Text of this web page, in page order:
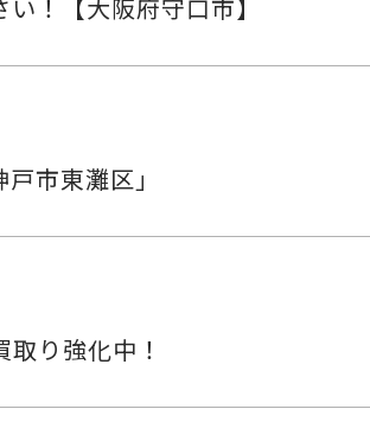
！【大阪府守口市】
市東灘区」
り強化中！